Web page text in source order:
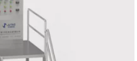
liệu trước khi mua cần được kiểm tra
thấy nguyên liệu có vấn đề, cần trả
bán để được hỗ trợ.
với giá cả phải chăng. Các